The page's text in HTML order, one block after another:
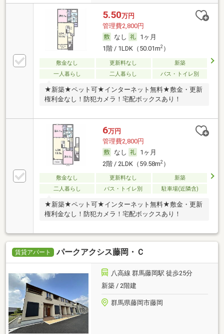
5.50万円
管理費2,800円
なし
1ヶ月
1階 / 1LDK（50.01m2）
敷金なし 更新料なし
新築
一人暮らし
二人暮らし バス・トイレ別
★新築★ペット可★インターネット無料★敷金・更新
権利金なし！防犯カメラ！宅配ボックスあり！
6万円
管理費2,800円
なし
1ヶ月
2階 / 2LDK（59.58m2）
敷金なし 更新料なし
新築
二人暮らし
バス・トイレ別 駐車場(近隣含)
★新築★ペット可★インターネット無料★敷金・更新
権利金なし！防犯カメラ！宅配ボックスあり！
賃貸アパート パークアクシス藤岡・Ｃ
八高線 群馬藤岡駅 徒歩25分
新築 / 2階建
群馬県藤岡市藤岡